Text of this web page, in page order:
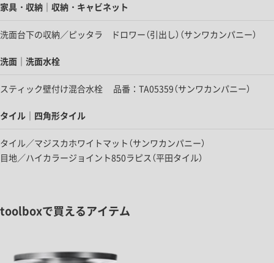
家具・収納｜収納・キャビネット
洗面台下の収納／ピッタラ ドロワー（引出し） （サンワカンパニー）
洗面｜洗面水栓
スティック壁付け混合水栓 品番：TA05359（サンワカンパニー）
タイル｜四角形タイル
タイル／マジスカホワイトマット（サンワカンパニー）
目地／ハイカラージョイント850ラピス（平田タイル）
toolboxで買えるアイテム